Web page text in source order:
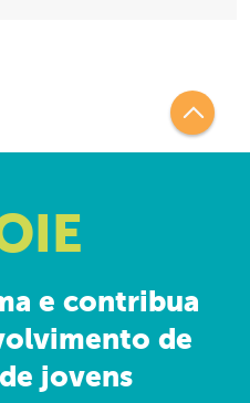
e contribua
de
jovens